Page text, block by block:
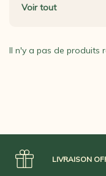
Voir tout
Il n'y a pas de produits
LIVRAISON